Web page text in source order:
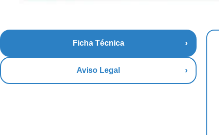
Ficha Técnica
Aviso Legal